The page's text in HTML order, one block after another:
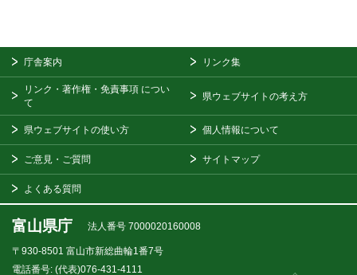
庁舎案内 リンク集
リンク・著作権・免責事項 につい
て
県ウェブサイトの考え方
県ウェブサイトの使い方 個人情報について
ご意見・ご質問 サイトマップ
よくある質問
富山県庁 法人番号 7000020160008
〒930-8501 富山市新総曲輪1番7号
電話番号: (代表)076-431-4111